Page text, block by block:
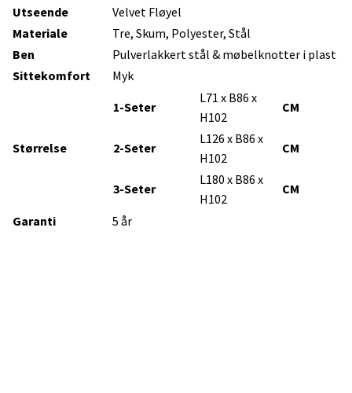
Utseende
Velvet Fløyel
Materiale
Tre, Skum, Polyester, Stål
Ben
Pulverlakkert stål & møbelknotter i plast
Sittekomfort
Myk
Størrelse
1-Seter
L71 x B86 x
H102
CM
2-Seter
L126 x B86 x
H102
CM
3-Seter
L180 x B86 x
H102
CM
Garanti 5 år